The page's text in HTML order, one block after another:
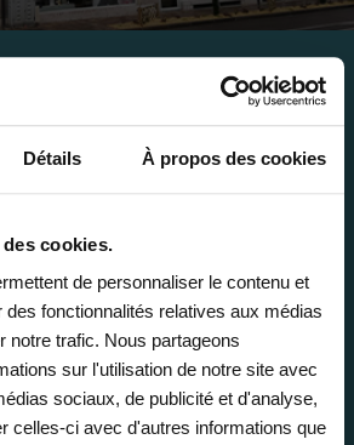
Détails À propos des cookies
cookies.
de personnaliser le contenu et
des fonctionnalités relatives aux médias
notre trafic. Nous partageons
sur l'utilisation de notre site avec
sociaux, de publicité et d'analyse,
celles-ci avec d'autres informations que
Acadomia
nombreux
de chez vous, selon
vos horaires